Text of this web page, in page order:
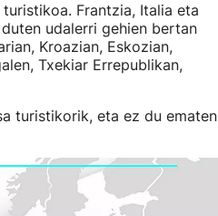
Frantzia, Italia eta
udalerri gehien bertan
Kroazian, Eskozian,
Txekiar Errepublikan,
turistikorik, eta ez du ematen